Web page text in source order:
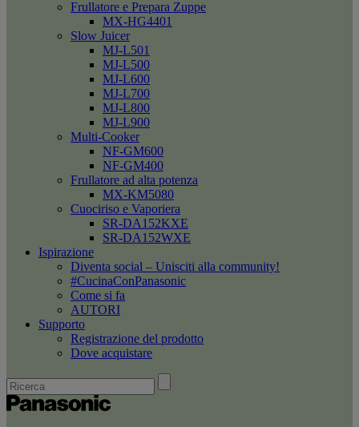
Frullatore e Prepara Zuppe
MX-HG4401
Slow Juicer
MJ-L501
MJ-L500
MJ-L600
MJ-L700
MJ-L800
MJ-L900
Multi-Cooker
NF-GM600
NF-GM400
Frullatore ad alta potenza
MX-KM5080
Cuociriso e Vaporiera
SR-DA152KXE
SR-DA152WXE
Ispirazione
Diventa social – Unisciti alla community!
#CucinaConPanasonic
Come si fa
AUTORI
Supporto
Registrazione del prodotto
Dove acquistare